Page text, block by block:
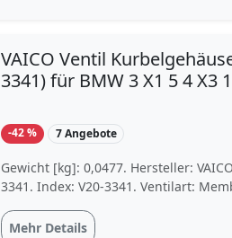
[cm]: 9; Verpackungstiefe [cm]: 14,8
VAICO Ventil
3341) für BMW 3 X1 5 4 X3
-42 % 7 Angebote
Gewicht [kg]: 0,0477. Hersteller:
3341. Index: V20-3341. Ventilart:
Mehr Details